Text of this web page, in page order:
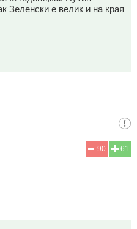
Зеленски е велик и на края
61
90